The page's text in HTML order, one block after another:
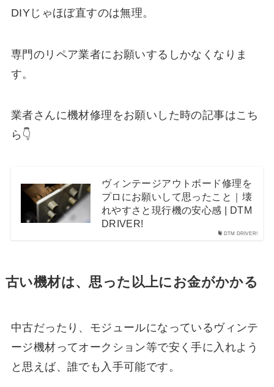
DIYじゃほぼ直すのは無理。
専門のリペア業者にお願いするしかなくなりま
す。
業者さんに機材修理をお願いした時の記事はこち
ら👇
DTM DRIVER!
ヴィンテージアウトボード修理を
プロにお願いして思ったこと｜壊
れやすさと現行機の安心感 | DTM
DRIVER!
古い機材は、思った以上にお金がかかる
中古だったり、モジュールになっているヴィンテ
ージ機材ってオークション等で安く手に入れよう
と思えば、誰でも入手可能です。